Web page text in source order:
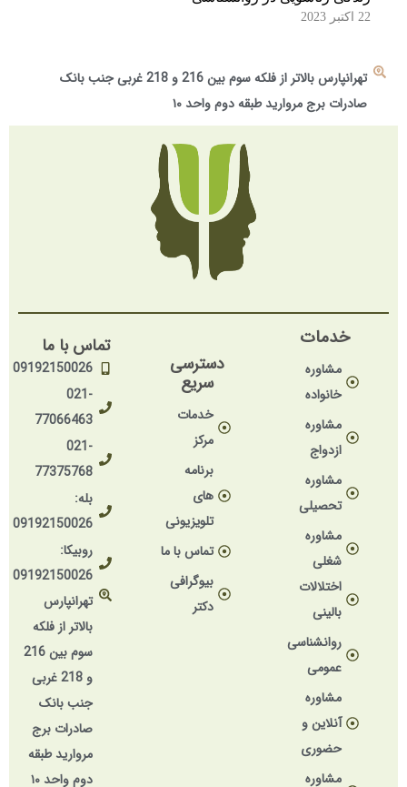
تهرانپارس بالاتر از فلکه سوم بین 216 و 218 غربی جنب بانک
صادرات برج مروارید طبقه دوم واحد ۱۰
خدمات
مشاوره
خانواده
مشاوره
ازدواج
مشاوره
تحصیلی
مشاوره
شغلی
اختلالات
بالینی
روانشناسی
عمومی
مشاوره
آنلاین و
حضوری
مشاوره
دسترسی
سریع
خدمات
مرکز
های
تلویزیونی
تماس با ما
بیوگرافی
دکتر
تماس با ما
09192150026
77066463
77375768
09192150026
روبیکا:
09192150026
تهرانپارس
بالاتر از فلکه
سوم بین 216
و 218 غربی
جنب بانک
صادرات برج
مروارید طبقه
دوم واحد ۱۰